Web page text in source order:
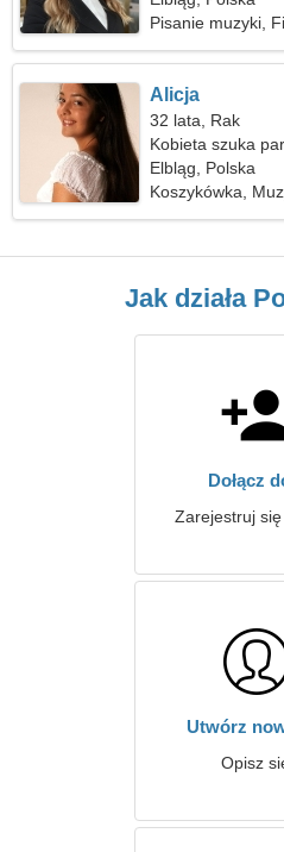
Pisanie muzyki,
Alicja
32 lata, Rak
Kobieta szuka
Elbląg, Polska
Koszykówka,
Jak działa
Dołącz
Zarejestruj
Utwórz
Opisz